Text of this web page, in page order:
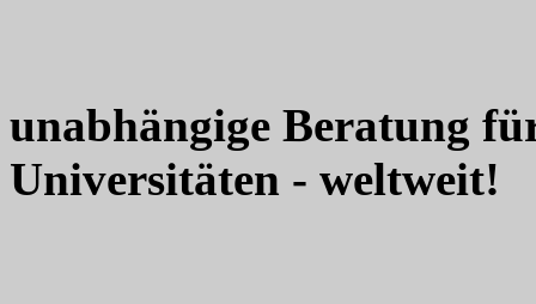
unabhängige Beratung
Universitäten - weltweit!